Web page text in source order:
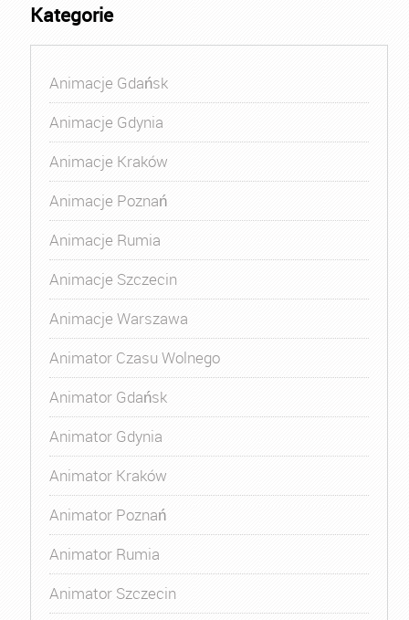
Kategorie
Animacje Gdańsk
Animacje Gdynia
Animacje Kraków
Animacje Poznań
Animacje Rumia
Animacje Szczecin
Animacje Warszawa
Animator Czasu Wolnego
Animator Gdańsk
Animator Gdynia
Animator Kraków
Animator Poznań
Animator Rumia
Animator Szczecin